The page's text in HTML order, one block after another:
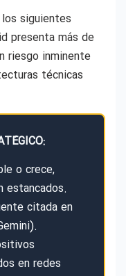
siguientes
presenta más de
riesgo inminente
técnicas
o crece,
estancados.
citada en
en redes